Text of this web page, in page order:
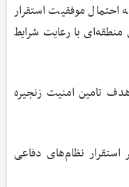
احتمال موفقیت استقرار
با رعایت شرایط
هدف تامین امنیت زنجیره
نظام‌های دفاعی